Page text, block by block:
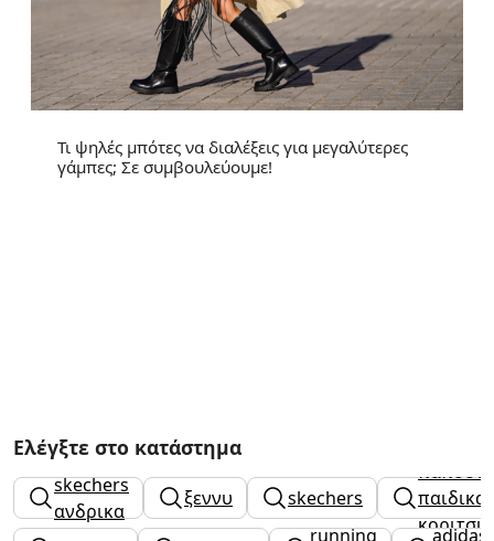
Τι ψηλές μπότες να διαλέξεις για μεγαλύτερες
γάμπες; Σε συμβουλεύουμε!
Ελέγξτε στο κατάστημα
skechers
ανδρικα
ξεννυ skechers
παιδικα
κοριτσι
running
adidas